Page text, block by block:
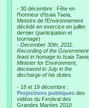
- 30 décembre : Fête en
l'honneur d'Isaia Taeia,
Ministre de l'Environnement
décédé en exercice en juillet
dernier (participation et
tournage)
- December 30th, 2011:
Recording of the Government
feast in homage to Isaia Taeia,
Minister for Environment,
deceased in July in the
discharge of his duties.
- 18 et 19 décembre :
Projections publiques des
vidéos du Festival des
Grandes Marées 2010